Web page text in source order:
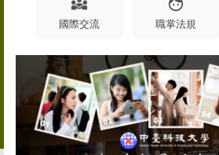
diversity_3
國際交流
face
職掌法規